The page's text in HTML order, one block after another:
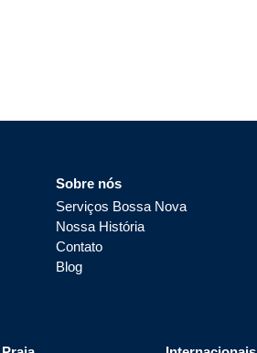
Sobre nós
Serviços Bossa Nova
Nossa História
Contato
Blog